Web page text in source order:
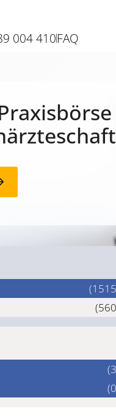
004 410FAQ